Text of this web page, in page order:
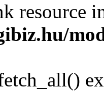
resource